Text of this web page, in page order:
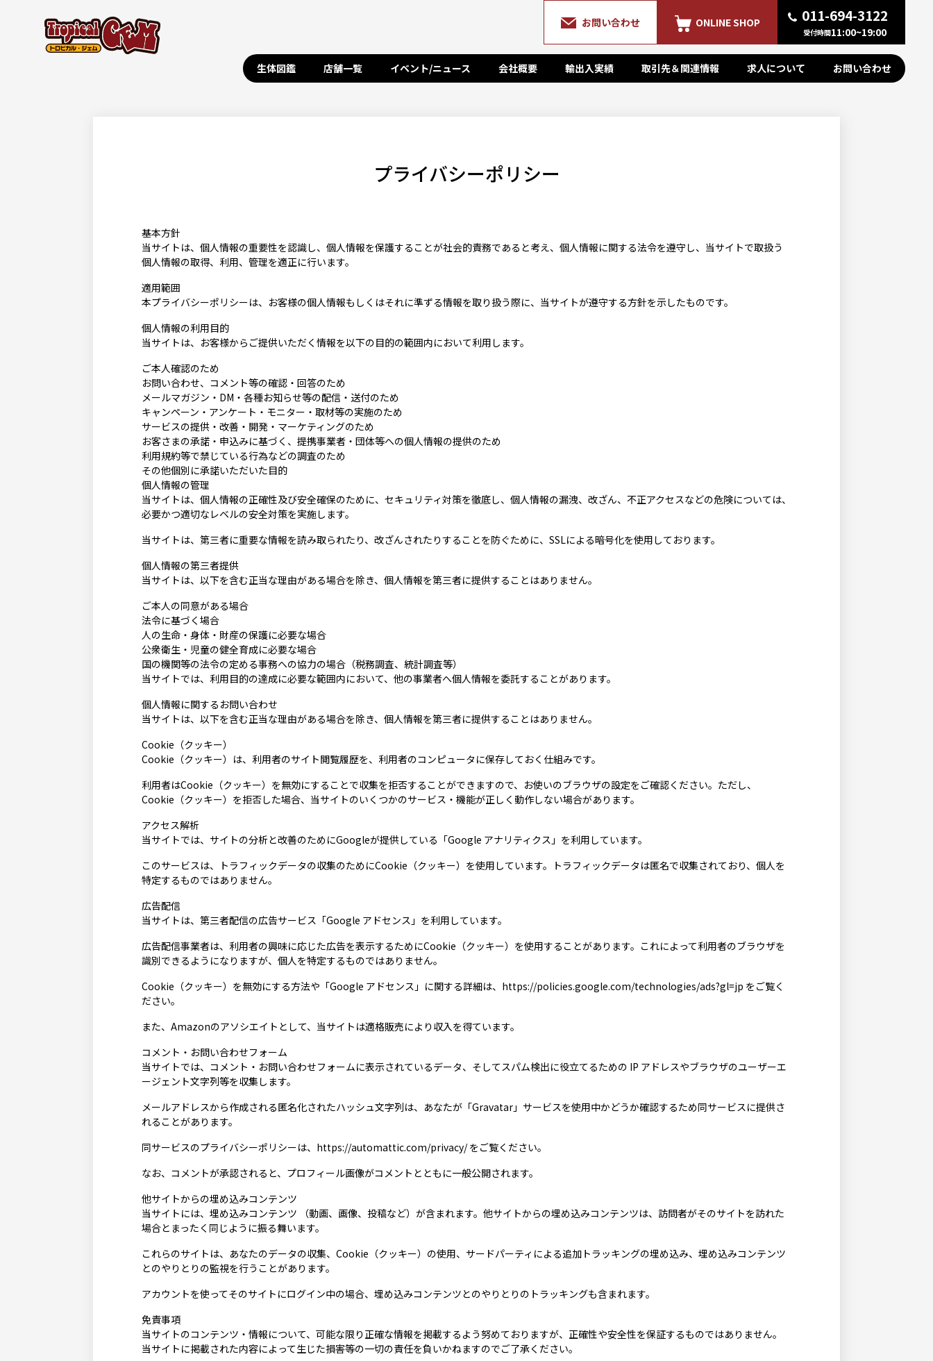
お問い合わせ ONLINE SHOP 011-694-3122
受付時間11:00~19:00
生体図鑑 店舗一覧 イベント/ニュース 会社概要 輸出入実績 取引先＆関連情報 求人について お問い合わせ
プライバシーポリシー
基本方針
当サイトは、個人情報の重要性を認識し、個人情報を保護することが社会的責務であると考え、個人情報に関する法令を遵守し、当サイトで取扱う
個人情報の取得、利用、管理を適正に行います。
適用範囲
本プライバシーポリシーは、お客様の個人情報もしくはそれに準ずる情報を取り扱う際に、当サイトが遵守する方針を示したものです。
個人情報の利用目的
当サイトは、お客様からご提供いただく情報を以下の目的の範囲内において利用します。
ご本人確認のため
お問い合わせ、コメント等の確認・回答のため
メールマガジン・DM・各種お知らせ等の配信・送付のため
キャンペーン・アンケート・モニター・取材等の実施のため
サービスの提供・改善・開発・マーケティングのため
お客さまの承諾・申込みに基づく、提携事業者・団体等への個人情報の提供のため
利用規約等で禁じている行為などの調査のため
その他個別に承諾いただいた目的
個人情報の管理
当サイトは、個人情報の正確性及び安全確保のために、セキュリティ対策を徹底し、個人情報の漏洩、改ざん、不正アクセスなどの危険については、
必要かつ適切なレベルの安全対策を実施します。
当サイトは、第三者に重要な情報を読み取られたり、改ざんされたりすることを防ぐために、SSLによる暗号化を使用しております。
個人情報の第三者提供
当サイトは、以下を含む正当な理由がある場合を除き、個人情報を第三者に提供することはありません。
ご本人の同意がある場合
法令に基づく場合
人の生命・身体・財産の保護に必要な場合
公衆衛生・児童の健全育成に必要な場合
国の機関等の法令の定める事務への協力の場合（税務調査、統計調査等）
当サイトでは、利用目的の達成に必要な範囲内において、他の事業者へ個人情報を委託することがあります。
個人情報に関するお問い合わせ
当サイトは、以下を含む正当な理由がある場合を除き、個人情報を第三者に提供することはありません。
Cookie（クッキー）
Cookie（クッキー）は、利用者のサイト閲覧履歴を、利用者のコンピュータに保存しておく仕組みです。
利用者はCookie（クッキー）を無効にすることで収集を拒否することができますので、お使いのブラウザの設定をご確認ください。ただし、
Cookie（クッキー）を拒否した場合、当サイトのいくつかのサービス・機能が正しく動作しない場合があります。
アクセス解析
当サイトでは、サイトの分析と改善のためにGoogleが提供している「Google アナリティクス」を利用しています。
このサービスは、トラフィックデータの収集のためにCookie（クッキー）を使用しています。トラフィックデータは匿名で収集されており、個人を
特定するものではありません。
広告配信
当サイトは、第三者配信の広告サービス「Google アドセンス」を利用しています。
広告配信事業者は、利用者の興味に応じた広告を表示するためにCookie（クッキー）を使用することがあります。これによって利用者のブラウザを
識別できるようになりますが、個人を特定するものではありません。
Cookie（クッキー）を無効にする方法や「Google アドセンス」に関する詳細は、https://policies.google.com/technologies/ads?gl=jp をご覧く
ださい。
また、Amazonのアソシエイトとして、当サイトは適格販売により収入を得ています。
コメント・お問い合わせフォーム
当サイトでは、コメント・お問い合わせフォームに表示されているデータ、そしてスパム検出に役立てるための IP アドレスやブラウザのユーザーエ
ージェント文字列等を収集します。
メールアドレスから作成される匿名化されたハッシュ文字列は、あなたが「Gravatar」サービスを使用中かどうか確認するため同サービスに提供さ
れることがあります。
同サービスのプライバシーポリシーは、https://automattic.com/privacy/ をご覧ください。
なお、コメントが承認されると、プロフィール画像がコメントとともに一般公開されます。
他サイトからの埋め込みコンテンツ
当サイトには、埋め込みコンテンツ （動画、画像、投稿など）が含まれます。他サイトからの埋め込みコンテンツは、訪問者がそのサイトを訪れた
場合とまったく同じように振る舞います。
これらのサイトは、あなたのデータの収集、Cookie（クッキー）の使用、サードパーティによる追加トラッキングの埋め込み、埋め込みコンテンツ
とのやりとりの監視を行うことがあります。
アカウントを使ってそのサイトにログイン中の場合、埋め込みコンテンツとのやりとりのトラッキングも含まれます。
免責事項
当サイトのコンテンツ・情報について、可能な限り正確な情報を掲載するよう努めておりますが、正確性や安全性を保証するものではありません。
当サイトに掲載された内容によって生じた損害等の一切の責任を負いかねますのでご了承ください。